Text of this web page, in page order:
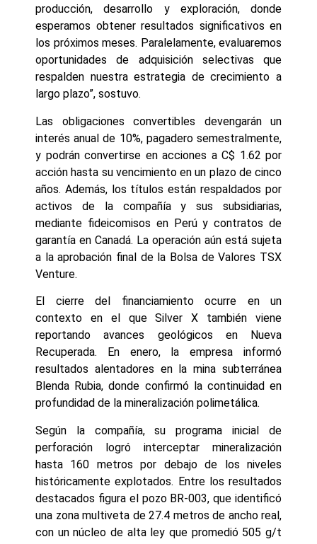
producción, desarrollo y exploración, donde
esperamos obtener resultados significativos en
los próximos meses. Paralelamente, evaluaremos
oportunidades de adquisición selectivas que
respalden nuestra estrategia de crecimiento a
largo plazo”, sostuvo.
Las obligaciones convertibles devengarán un
interés anual de 10%, pagadero semestralmente,
y podrán convertirse en acciones a C$ 1.62 por
acción hasta su vencimiento en un plazo de cinco
años. Además, los títulos están respaldados por
activos de la compañía y sus subsidiarias,
mediante fideicomisos en Perú y contratos de
garantía en Canadá. La operación aún está sujeta
a la aprobación final de la Bolsa de Valores TSX
Venture.
El cierre del financiamiento ocurre en un
contexto en el que Silver X también viene
reportando avances geológicos en Nueva
Recuperada. En enero, la empresa informó
resultados alentadores en la mina subterránea
Blenda Rubia, donde confirmó la continuidad en
profundidad de la mineralización polimetálica.
Según la compañía, su programa inicial de
perforación logró interceptar mineralización
hasta 160 metros por debajo de los niveles
históricamente explotados. Entre los resultados
destacados figura el pozo BR-003, que identificó
una zona multiveta de 27.4 metros de ancho real,
con un núcleo de alta ley que promedió 505 g/t